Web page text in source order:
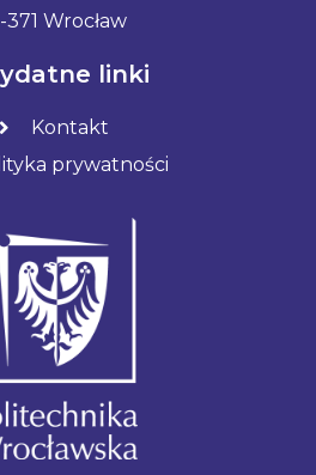
371 Wrocław
linki
Kontakt
prywatności